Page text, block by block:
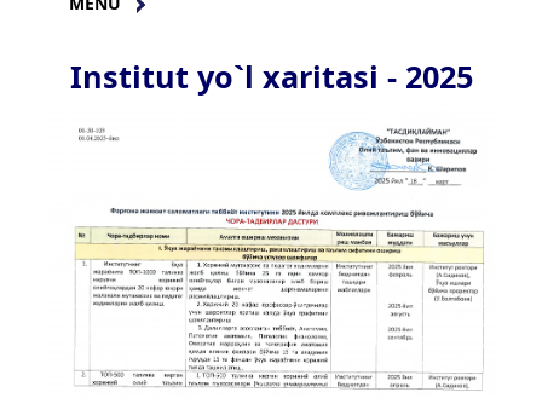
Institut yo`l xaritasi - 2025